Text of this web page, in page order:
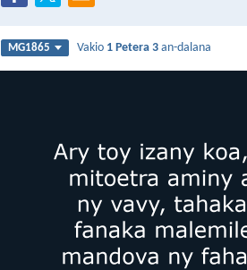
MG1865 Vakio 1 Petera 3 an-dalana